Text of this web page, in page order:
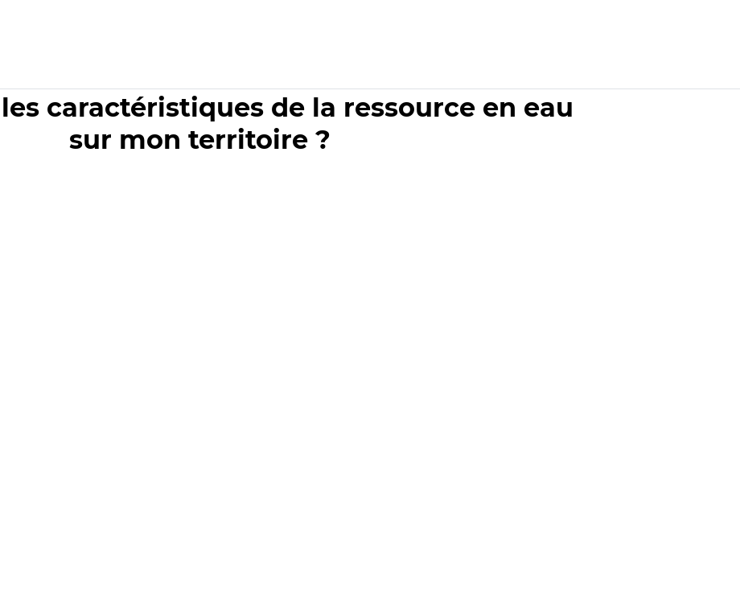
caractéristiques de la ressource en eau
sur mon territoire ?